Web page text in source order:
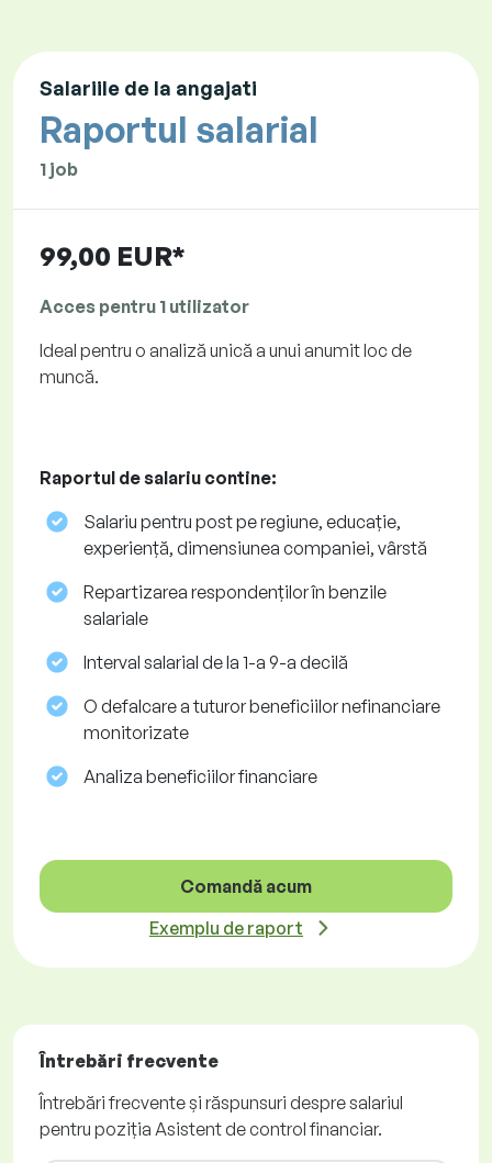
Salariile de la angajati
Raportul salarial
1 job
99,00 EUR*
Acces pentru 1 utilizator
Ideal pentru o analiză unică a unui anumit loc de
muncă.
Raportul de salariu contine:
Salariu pentru post pe regiune, educație,
experiență, dimensiunea companiei, vârstă
Repartizarea respondenților în benzile
salariale
Interval salarial de la 1-a 9-a decilă
O defalcare a tuturor beneficiilor nefinanciare
monitorizate
Analiza beneficiilor financiare
Comandă acum
Exemplu de raport
Întrebări frecvente
Întrebări frecvente și răspunsuri despre salariul
pentru poziția Asistent de control financiar.